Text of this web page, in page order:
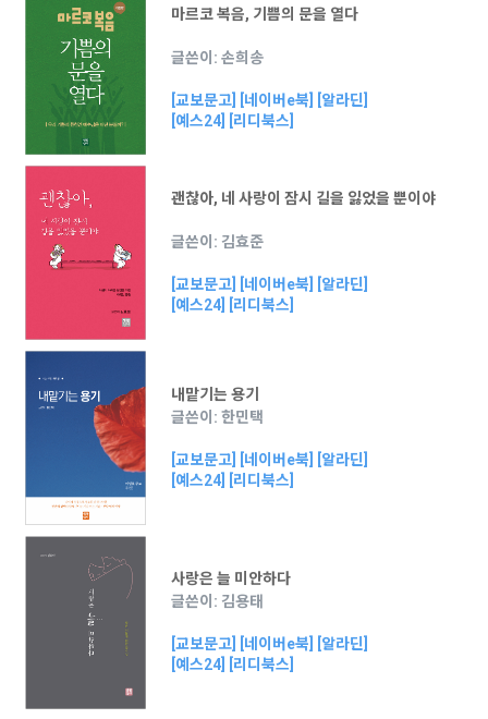
마르코 복음, 기쁨의 문을 열다
글쓴이: 손희송
[교보문고] [네이버e북]
[알라딘]
[예스24]
[리디북스]
괜찮아, 네 사랑이 잠시 길을 잃었을 뿐이야
글쓴이: 김효준
[교보문고] [네이버e북]
[알라딘]
[예스24]
[리디북스]
내맡기는 용기
글쓴이: 한민택
[교보문고] [네이버e북]
[알라딘]
[예스24]
[리디북스]
사랑은 늘 미안하다
글쓴이: 김용태
[교보문고] [네이버e북]
[알라딘]
[예스24]
[리디북스]